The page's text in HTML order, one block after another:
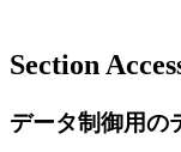
Section
データ制御用の